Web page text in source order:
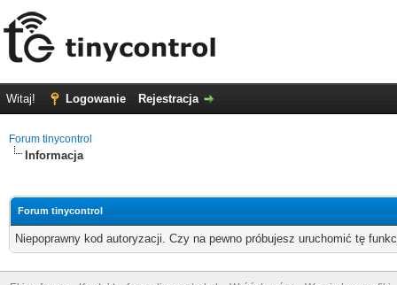
Witaj! Logowanie Rejestracja
Forum tinycontrol
Informacja
Forum tinycontrol
Niepoprawny kod autoryzacji. Czy na pewno próbujesz uruchomić tę